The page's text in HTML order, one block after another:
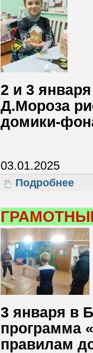
2 и 3
Д.Мороза
домики-
03.01.2025
Подробнее
3 января в
программа
правилам